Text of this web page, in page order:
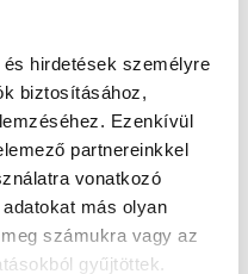
hirdetések személyre
biztosításához,
Ezenkívül
partnereinkkel
vonatkozó
más olyan
számukra vagy az
gyűjtöttek.
Shadow 19